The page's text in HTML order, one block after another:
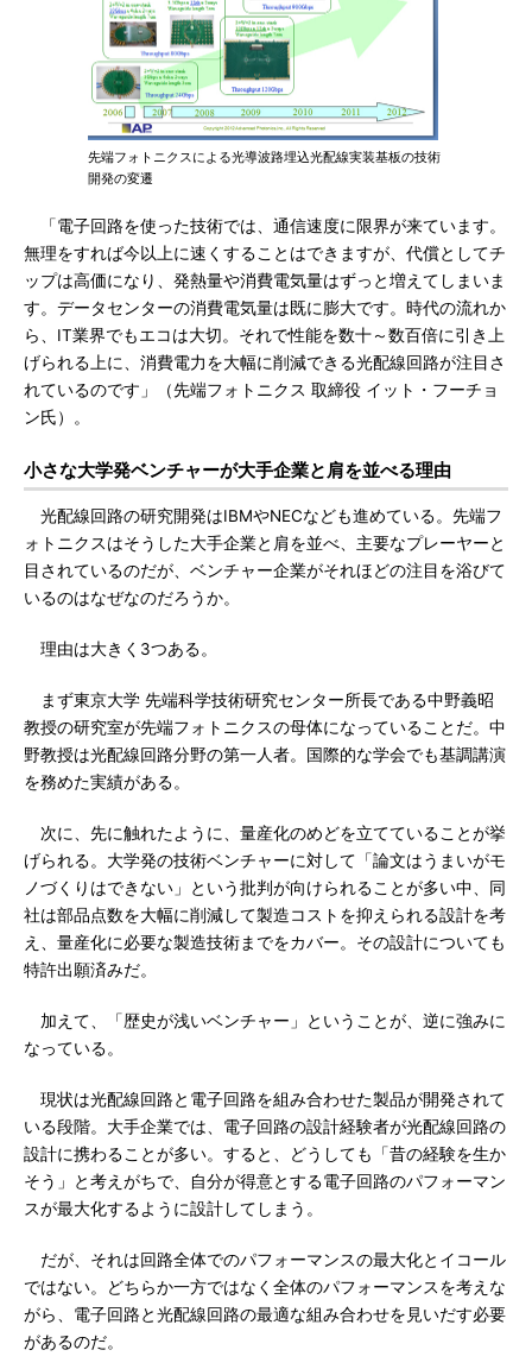
先端フォトニクスによる光導波路埋込光配線実装基板の技術
開発の変遷
「電子回路を使った技術では、通信速度に限界が来ています。
無理をすれば今以上に速くすることはできますが、代償としてチ
ップは高価になり、発熱量や消費電気量はずっと増えてしまいま
す。データセンターの消費電気量は既に膨大です。時代の流れか
ら、IT業界でもエコは大切。それで性能を数十～数百倍に引き上
げられる上に、消費電力を大幅に削減できる光配線回路が注目さ
れているのです」（先端フォトニクス 取締役 イット・フーチョ
ン氏）。
小さな大学発ベンチャーが大手企業と肩を並べる理由
光配線回路の研究開発はIBMやNECなども進めている。先端フ
ォトニクスはそうした大手企業と肩を並べ、主要なプレーヤーと
目されているのだが、ベンチャー企業がそれほどの注目を浴びて
いるのはなぜなのだろうか。
理由は大きく3つある。
まず東京大学 先端科学技術研究センター所長である中野義昭
教授の研究室が先端フォトニクスの母体になっていることだ。中
野教授は光配線回路分野の第一人者。国際的な学会でも基調講演
を務めた実績がある。
次に、先に触れたように、量産化のめどを立てていることが挙
げられる。大学発の技術ベンチャーに対して「論文はうまいがモ
ノづくりはできない」という批判が向けられることが多い中、同
社は部品点数を大幅に削減して製造コストを抑えられる設計を考
え、量産化に必要な製造技術までをカバー。その設計についても
特許出願済みだ。
加えて、「歴史が浅いベンチャー」ということが、逆に強みに
なっている。
現状は光配線回路と電子回路を組み合わせた製品が開発されて
いる段階。大手企業では、電子回路の設計経験者が光配線回路の
設計に携わることが多い。すると、どうしても「昔の経験を生か
そう」と考えがちで、自分が得意とする電子回路のパフォーマン
スが最大化するように設計してしまう。
だが、それは回路全体でのパフォーマンスの最大化とイコール
ではない。どちらか一方ではなく全体のパフォーマンスを考えな
がら、電子回路と光配線回路の最適な組み合わせを見いだす必要
があるのだ。